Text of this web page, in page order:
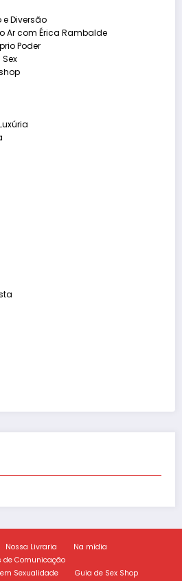
Diversão
Ar com Érica Rambalde
Poder
Nossa Livraria
Na mídia
de Comunicação
Sexualidade
Guia de Sex Shop